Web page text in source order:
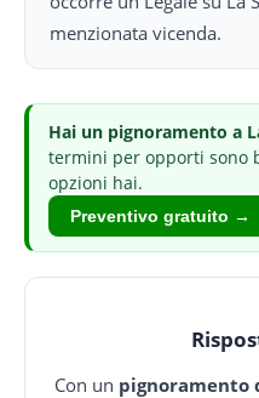
menzionata vicenda.
Hai un pignoramento a
termini per opporti sono
opzioni hai.
Preventivo gratuito →
Con un pignoramento